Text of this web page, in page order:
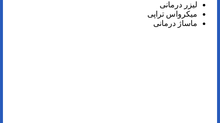
لیزر درمانی
میکرواس تراپی
ماساژ درمانی